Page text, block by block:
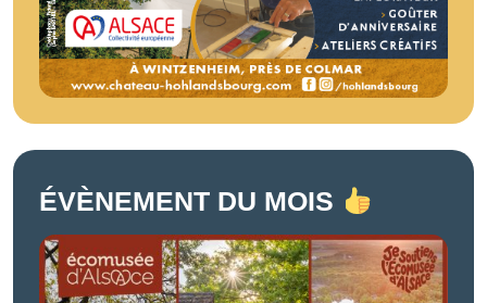
ÉVÈNEMENT DU MOIS